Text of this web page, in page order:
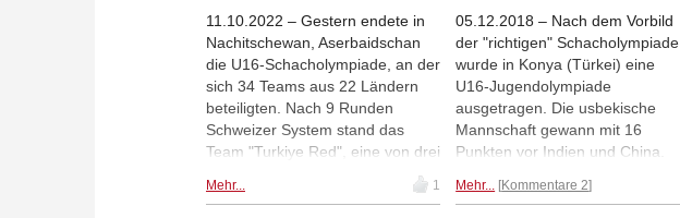
11.10.2022 – Gestern endete in
Nachitschewan, Aserbaidschan
die U16-Schacholympiade, an der
sich 34 Teams aus 22 Ländern
beteiligten. Nach 9 Runden
Schweizer System stand das
Team "Turkiye Red", eine von drei
Sieger fest. Deutschland war
Mehr... 1
05.12.2018 – Nach dem Vorbild
der "richtigen" Schacholympiade
wurde in Konya (Türkei) eine
U16-Jugendolympiade
ausgetragen. Die usbekische
Mannschaft gewann mit 16
Punkten vor Indien und China.
46 Mannschaften Platz 29. |
Mehr... Kommentare 2